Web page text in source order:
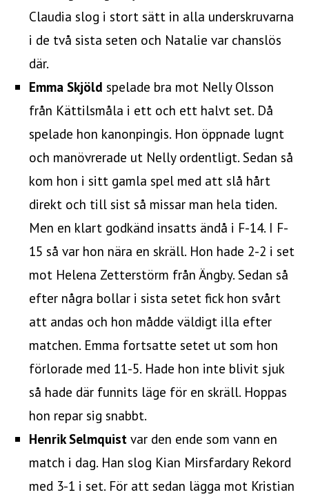
Claudia slog i stort sätt in alla underskruvarna
i de två sista seten och Natalie var chanslös
där.
Emma Skjöld spelade bra mot Nelly Olsson
från Kättilsmåla i ett och ett halvt set. Då
spelade hon kanonpingis. Hon öppnade lugnt
och manövrerade ut Nelly ordentligt. Sedan så
kom hon i sitt gamla spel med att slå hårt
direkt och till sist så missar man hela tiden.
Men en klart godkänd insatts ändå i F-14. I F-
15 så var hon nära en skräll. Hon hade 2-2 i set
mot Helena Zetterstörm från Ängby. Sedan så
efter några bollar i sista setet fick hon svårt
att andas och hon mådde väldigt illa efter
matchen. Emma fortsatte setet ut som hon
förlorade med 11-5. Hade hon inte blivit sjuk
så hade där funnits läge för en skräll. Hoppas
hon repar sig snabbt.
Henrik Selmquist var den ende som vann en
match i dag. Han slog Kian Mirsfardary Rekord
med 3-1 i set. För att sedan lägga mot Kristian